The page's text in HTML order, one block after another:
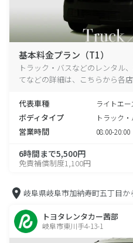
基本料金プラン（T1）
トラック・バスなどのレンタル
てなどの詳細は、こちらから各
代表車種 ライトエ
ボディタイプ トラック
営業時間 08:00-20:00
6時間まで5,500円
免責補償制度1,100円
岐阜県岐阜市加納寿町五丁目か
トヨタレンタカー茜部
岐阜市東川手4-13-1